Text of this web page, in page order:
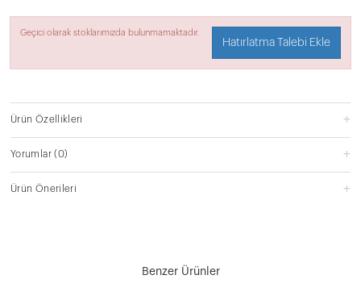
Geçici olarak stoklarımızda bulunmamaktadır.
Hatırlatma Talebi Ekle
Ürün Özellikleri
Yorumlar(0)
Ürün Önerileri
Benzer Ürünler